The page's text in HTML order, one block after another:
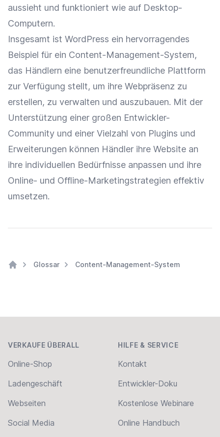
aussieht und funktioniert wie auf Desktop-
Computern.
Insgesamt ist WordPress ein hervorragendes
Beispiel für ein Content-Management-System,
das Händlern eine benutzerfreundliche Plattform
zur Verfügung stellt, um ihre Webpräsenz zu
erstellen, zu verwalten und auszubauen. Mit der
Unterstützung einer großen Entwickler-
Community und einer Vielzahl von Plugins und
Erweiterungen können Händler ihre Website an
ihre individuellen Bedürfnisse anpassen und ihre
Online- und Offline-Marketingstrategien effektiv
umsetzen.
Glossar Content-Management-System
VERKAUFE ÜBERALL
Online-Shop
Ladengeschäft
Webseiten
Social Media
HILFE & SERVICE
Kontakt
Entwickler-Doku
Kostenlose Webinare
Online Handbuch